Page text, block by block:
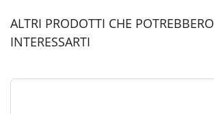
ALTRI PRODOTTI CHE POTREBBERO
INTERESSARTI